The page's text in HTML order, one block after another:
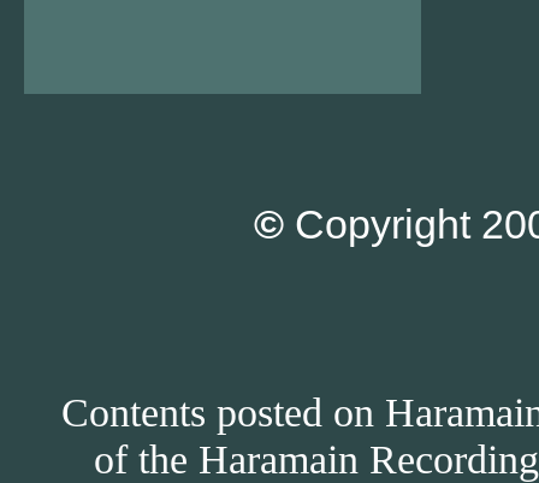
© Copyright
Contents posted on
of the Haramain